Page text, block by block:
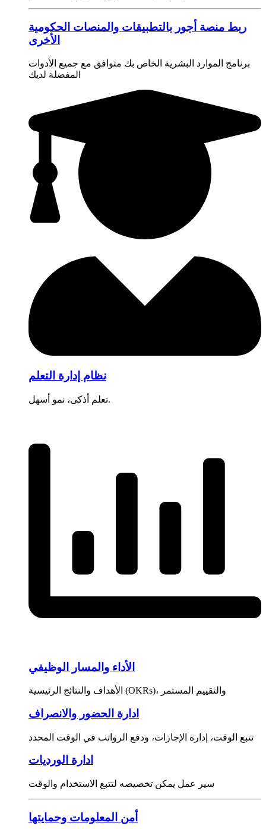
ربط منصة أجور بالتطبيقات والمنصات الحكومية
الأخرى
برنامج الموارد البشرية الخاص بك متوافق مع جميع الأدوات
المفضلة لديك
نظام إدارة التعلم
تعلم أذكى، نمو أسهل.
الأداء والمسار الوظيفي
الأهداف والنتائج الرئيسية (OKRs)، والتقييم المستمر
ادارة الحضور والانصراف
تتبع الوقت، إدارة الإجازات، ودفع الرواتب في الوقت المحدد
ادارة الورديات
سير عمل يمكن تخصيصه لتتبع الاستخدام والوقت
أمن المعلومات وحمايتها